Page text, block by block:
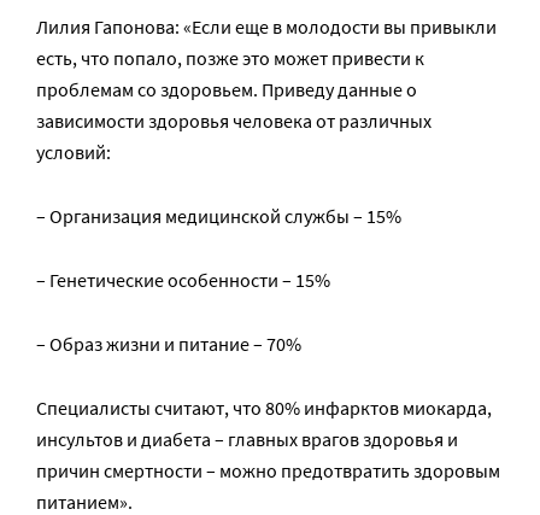
Лилия Гапонова: «Если еще в молодости вы привыкли
есть, что попало, позже это может привести к
проблемам со здоровьем. Приведу данные о
зависимости здоровья человека от различных
условий:
– Организация медицинской службы – 15%
– Генетические особенности – 15%
– Образ жизни и питание – 70%
Специалисты считают, что 80% инфарктов миокарда,
инсультов и диабета – главных врагов здоровья и
причин смертности – можно предотвратить здоровым
питанием».